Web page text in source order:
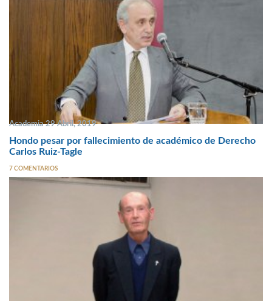
Academia 29 Abril, 2019
Hondo pesar por fallecimiento de académico de Derecho
Carlos Ruiz-Tagle
7 COMENTARIOS